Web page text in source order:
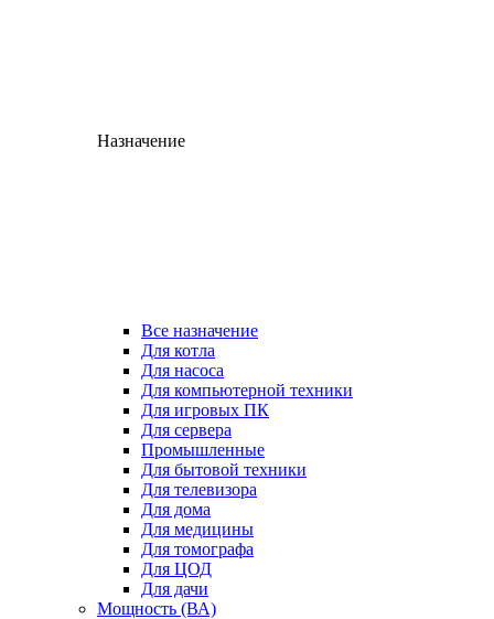
Назначение
Все назначение
Для котла
Для насоса
Для компьютерной техники
Для игровых ПК
Для сервера
Промышленные
Для бытовой техники
Для телевизора
Для дома
Для медицины
Для томографа
Для ЦОД
Для дачи
Мощность (ВА)